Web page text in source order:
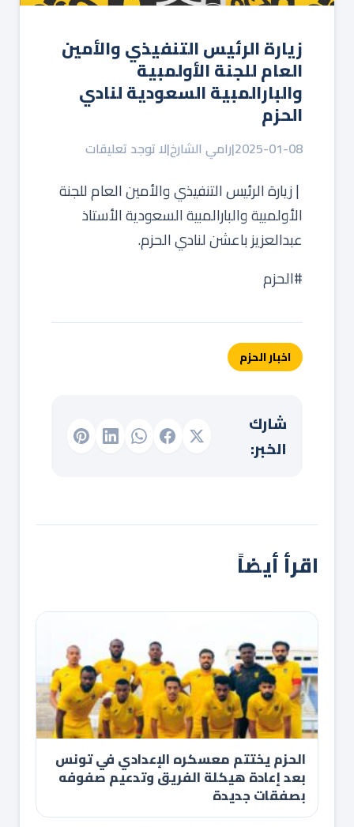
زيارة الرئيس التنفيذي والأمين
العام للجنة الأولمبية
والبارالمبية السعودية لنادي
الحزم
2025-01-08
|رامي الشارخ|لا توجد تعليقات
‏ | زيارة الرئيس التنفيذي والأمين العام للجنة
الأولمبية والبارالمبية السعودية الأستاذ
عبدالعزيز باعشن لنادي الحزم.
‏⁧‫#الحزم‬⁩
اخبار الحزم
شارك
الخبر:
اقرأ أيضاً
الحزم يختتم معسكره الإعدادي في تونس
بعد إعادة هيكلة الفريق وتدعيم صفوفه
بصفقات جديدة